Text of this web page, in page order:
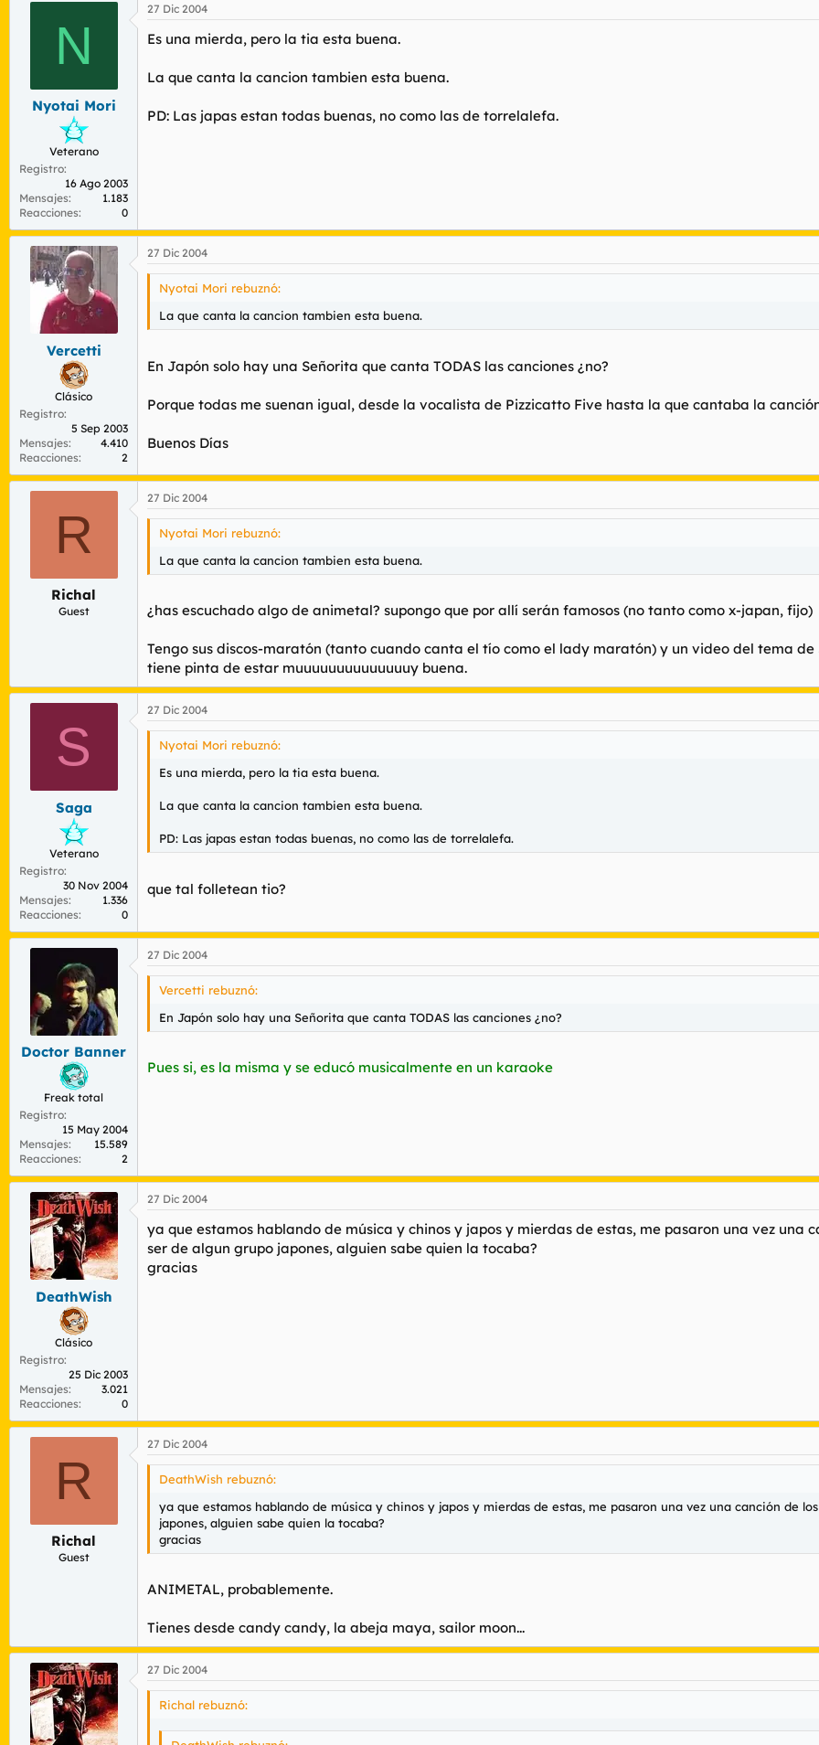
N
Nyotai Mori
Veterano
Registro
16 Ago 2003
Mensajes
1.183
Reacciones
0
27 Dic 2004
Es una mierda, pero la tia esta buena.
La que canta la cancion tambien esta buena.
PD: Las japas estan todas buenas, no como las de torrelalefa.
Vercetti
Clásico
Registro
5 Sep 2003
Mensajes
4.410
Reacciones
2
27 Dic 2004
Nyotai Mori rebuznó:
La que canta la cancion tambien esta buena.
En Japón solo hay una Señorita que canta TODAS las canciones ¿no?
Porque todas me suenan igual, desde la vocalista de Pizzicatto Five hasta la que cantaba la
Buenos Días
R
Richal
Guest
27 Dic 2004
Nyotai Mori rebuznó:
La que canta la cancion tambien esta buena.
¿has escuchado algo de animetal? supongo que por allí serán famosos (no tanto como x-japan, fijo)
Tengo sus discos-maratón (tanto cuando canta el tío como el lady maratón) y un video del tema
tiene pinta de estar muuuuuuuuuuuuuuy buena.
S
Saga
Veterano
Registro
30 Nov 2004
Mensajes
1.336
Reacciones
0
27 Dic 2004
Nyotai Mori rebuznó:
Es una mierda, pero la tia esta buena.
La que canta la cancion tambien esta buena.
PD: Las japas estan todas buenas, no como las de torrelalefa.
que tal folletean tio?
Doctor Banner
Freak total
Registro
15 May 2004
Mensajes
15.589
Reacciones
2
27 Dic 2004
Vercetti rebuznó:
En Japón solo hay una Señorita que canta TODAS las canciones ¿no?
Pues si, es la misma y se educó musicalmente en un karaoke
DeathWish
Clásico
Registro
25 Dic 2003
Mensajes
3.021
Reacciones
0
27 Dic 2004
ya que estamos hablando de música y chinos y japos y mierdas de estas, me pasaron una vez
ser de algun grupo japones, alguien sabe quien la tocaba?
gracias
R
Richal
Guest
27 Dic 2004
DeathWish rebuznó:
ya que estamos hablando de música y chinos y japos y mierdas de estas, me pasaron una vez una canción de
japones, alguien sabe quien la tocaba?
gracias
ANIMETAL, probablemente.
Tienes desde candy candy, la abeja maya, sailor moon...
27 Dic 2004
Richal rebuznó: